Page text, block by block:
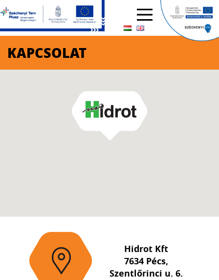
KAPCSOLAT
Hidrot Kft
7634 Pécs,
Szentlőrinci u. 6.